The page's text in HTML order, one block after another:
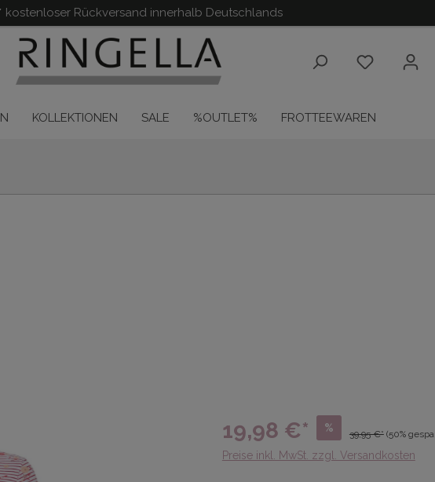
kostenloser Rückversand innerhalb Deutschlands
KOLLEKTIONEN SALE %OUTLET% FROTTEEWAREN
19,98 €* %
39,95 €* (50%
Preise inkl. MwSt. zzgl. Versandkosten